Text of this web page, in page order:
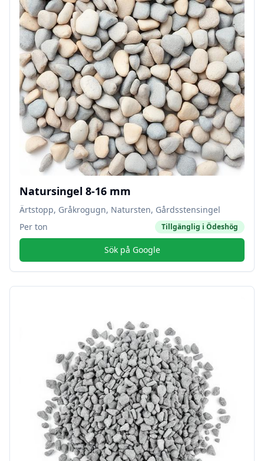
Natursingel 8-16 mm
Ärtstopp, Gråkrogugn, Natursten, Gårdsstensingel
Per ton
Tillgänglig i Ödeshög
Sök på Google